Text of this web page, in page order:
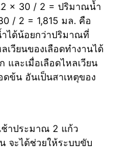
x 30 / 2 = ปริมาณน้ำ
/ 2 = 1,815 มล. คือ
ได้น้อยกว่าปริมาณที่
เวียนของเลือดทำงานได้
และเมื่อเลือดไหลเวียน
ดข้น อันเป็นสาเหตุของ
ช้าประมาณ 2 แก้ว
จะได้ช่วยให้ระบบขับ